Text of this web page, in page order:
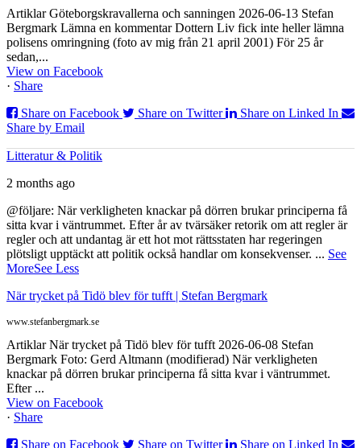
Artiklar Göteborgskravallerna och sanningen 2026-06-13 Stefan
Bergmark Lämna en kommentar Dottern Liv fick inte heller lämna
polisens omringning (foto av mig från 21 april 2001) För 25 år
sedan,...
View on Facebook
· Share
Share on Facebook
Share on Twitter
Share on Linked In
Share by Email
Litteratur & Politik
2 months ago
@följare: När verkligheten knackar på dörren brukar principerna få
sitta kvar i väntrummet. Efter år av tvärsäker retorik om att regler är
regler och att undantag är ett hot mot rättsstaten har regeringen
plötsligt upptäckt att politik också handlar om konsekvenser. ... See
MoreSee Less
När trycket på Tidö blev för tufft | Stefan Bergmark
www.stefanbergmark.se
Artiklar När trycket på Tidö blev för tufft 2026-06-08 Stefan
Bergmark Foto: Gerd Altmann (modifierad) När verkligheten
knackar på dörren brukar principerna få sitta kvar i väntrummet.
Efter ...
View on Facebook
· Share
Share on Facebook
Share on Twitter
Share on Linked In